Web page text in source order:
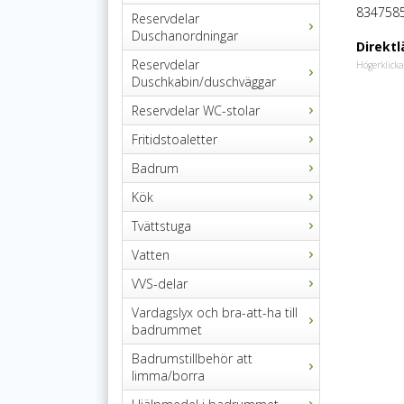
Reservdelar
Duschanordningar
Reservdelar
Duschkabin/duschväggar
Reservdelar WC-stolar
Fritidstoaletter
Badrum
Kök
Tvättstuga
Vatten
VVS-delar
Vardagslyx och bra-att-ha till
badrummet
Badrumstillbehör att
limma/borra